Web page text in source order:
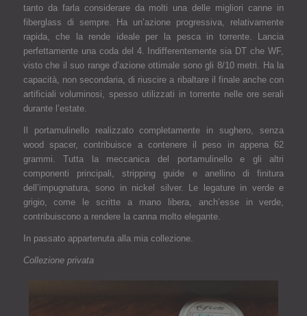
tanto da farla considerare da molti una delle migliori canne in
fiberglass di sempre. Ha un’azione progressiva, relativamente
rapida, che la rende ideale per la pesca in torrente. Lancia
perfettamente una coda del 4. Indifferentemente sia DT che WF,
visto che il suo range d’azione ottimale sono gli 8/10 metri. Ha la
capacità, non secondaria, di riuscire a ribaltare il finale anche con
artificiali voluminosi, spesso utilizzati in torrente nelle ore serali
durante l’estate.
Il portamulinello realizzato completamente in sughero, senza
wood spacer, contribuisce a contenere il peso in appena 62
grammi. Tutta la meccanica del portamulinello e gli altri
componenti principali, stripping guide e anellino di finitura
dell’impugnatura, sono in nickel silver. Le legature in verde e
grigio, come le scritte a mano libera, anch’esse in verde,
contribuiscono a rendere la canna molto elegante.
In passato appartenuta alla mia collezione.
Collezione privata